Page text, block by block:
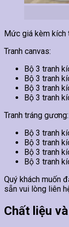
Mức giá kèm kích
Tranh canvas:
Bộ 3 tranh
Bộ 3 tranh
Bộ 3 tranh
Bộ 3 tranh
Tranh tráng gương:
Bộ 3 tranh
Bộ 3 tranh
Bộ 3 tranh
Bộ 3 tranh
Quý khách muốn
sẵn vui lòng liên
Chất liệu